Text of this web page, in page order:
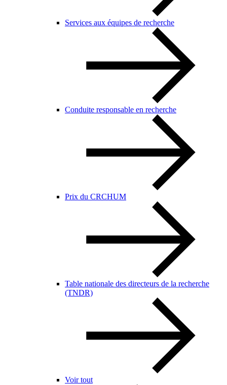
Services aux équipes de recherche
Conduite responsable en recherche
Prix du CRCHUM
Table nationale des directeurs de la recherche
(TNDR)
Voir tout